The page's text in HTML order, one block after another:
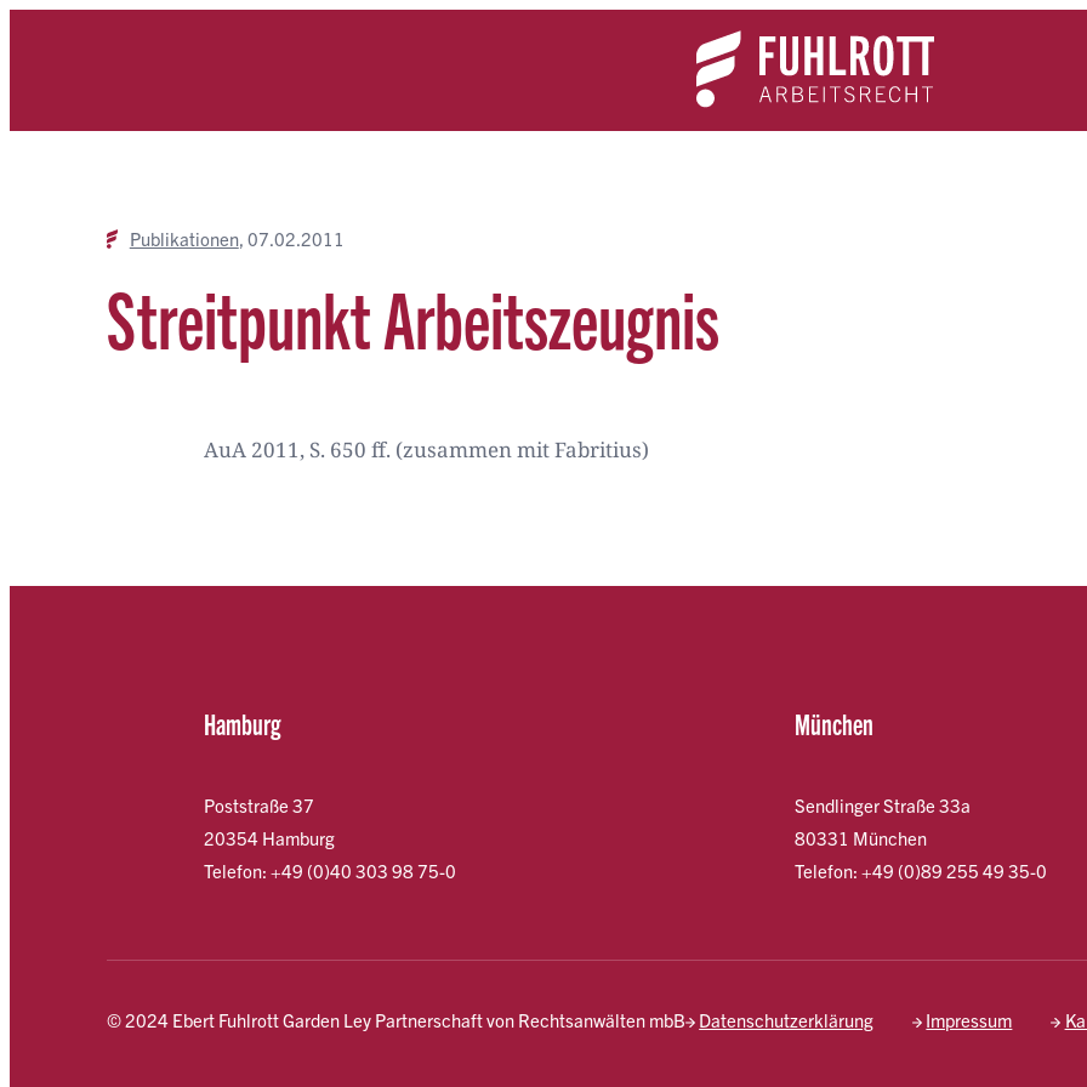
Expertise News
Publikationen 07.02.2011
Streitpunkt Arbeitszeugnis
AuA 2011, S. 650 ff. (zusammen mit Fabritius)
Hamburg
Poststraße 37
20354 Hamburg
Telefon: +49 (0)40 303 98 75-0
München
Sendlinger Straße 33a
80331 München
Telefon: +49 (0)89 255 49 35-0
© 2024 Ebert Fuhlrott Garden Ley Partnerschaft von Rechtsanwälten mbB Datenschutzerklärung Impressum